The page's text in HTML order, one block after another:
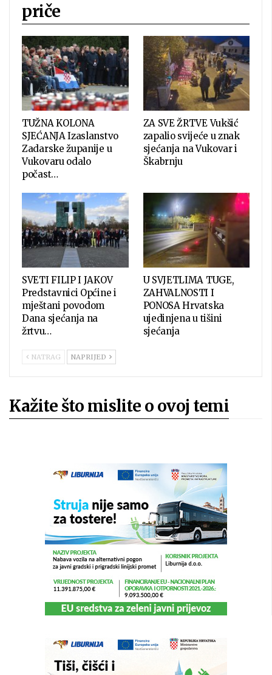
priče
TUŽNA KOLONA
SJEĆANJA Izaslanstvo
Zadarske županije u
Vukovaru odalo
počast…
ZA SVE ŽRTVE Vukšić
zapalio svijeće u znak
sjećanja na Vukovar i
Škabrnju
SVETI FILIP I JAKOV
Predstavnici Općine i
mještani povodom
Dana sjećanja na
žrtvu…
U SVJETLIMA TUGE,
ZAHVALNOSTI I
PONOSA Hrvatska
ujedinjena u tišini
sjećanja
NATRAG NAPRIJED
Kažite što mislite o ovoj temi